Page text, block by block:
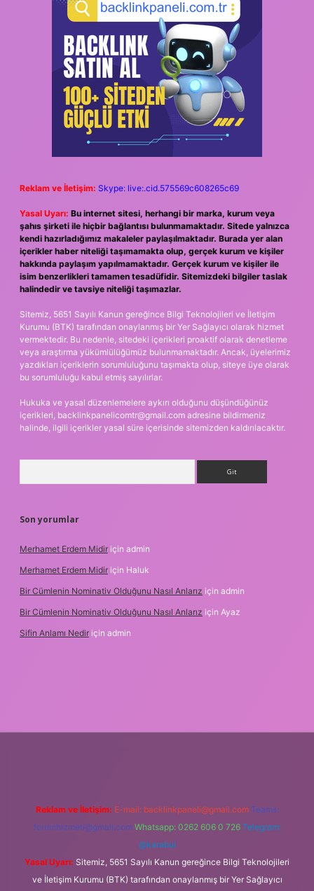
Reklam ve İletişim: Skype: live:.cid.575569c608265c69
Yasal Uyarı: Bu internet sitesi, herhangi bir marka, kurum veya
şahıs şirketi ile hiçbir bağlantısı bulunmamaktadır. Sitede yalnızca
kendi hazırladığımız makaleler paylaşılmaktadır. Burada yer alan
içerikler haber niteliği taşımamakta olup, gerçek kurum ve kişiler
hakkında paylaşım yapılmamaktadır. Gerçek kurum ve kişiler ile
isim benzerlikleri tamamen tesadüfidir. Sitemizdeki bilgiler taslak
halindedir ve tavsiye niteliği taşımazlar.
Sitemiz, 5651 Sayılı Kanun gereğince Bilgi Teknolojileri ve İletişim
Kurumu (BTK) tarafından onaylanmış bir Yer Sağlayıcı olarak hizmet
vermektedir. Bu nedenle, sitedeki içerikleri proaktif olarak denetleme
veya araştırma yükümlülüğümüz bulunmamaktadır. Ancak, üyelerimiz
yazdıkları içeriklerin sorumluluğunu taşımakta olup, siteye üye olarak
bu sorumluluğu kabul etmiş sayılırlar.
Hukuka ve yasal düzenlemelere aykırı olduğunu düşündüğünüz
içerikleri, backlinkpanelicomtr@gmail.com adresine bildirmeniz
halinde, ilgili içerikler yasal süre içerisinde sitemizden kaldırılacaktır.
Son yorumlar
Merhamet Erdem Midir için admin
Merhamet Erdem Midir için Haluk
Bir Cümlenin Nominativ Olduğunu Nasıl Anlarız için admin
Bir Cümlenin Nominativ Olduğunu Nasıl Anlarız için Ayaz
Sifin Anlamı Nedir için admin
Reklam ve İletişim: E-mail: backlinkpaneli@gmail.com Teams:
forumhizmeti@gmail.com Whatsapp: 0262 606 0 726 Telegram:
@karabul
Yasal Uyarı: Sitemiz, 5651 Sayılı Kanun gereğince Bilgi Teknolojileri
ve İletişim Kurumu (BTK) tarafından onaylanmış bir Yer Sağlayıcı